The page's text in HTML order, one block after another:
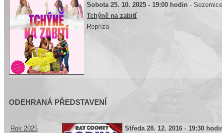
Sobota 25. 10. 2025 - 19:00 hodin - Sezemice
Tchýně na zabití
Repríza
ODEHRANÁ PŘEDSTAVENÍ
Rok 2025
Středa 28. 12. 2016 - 19:30